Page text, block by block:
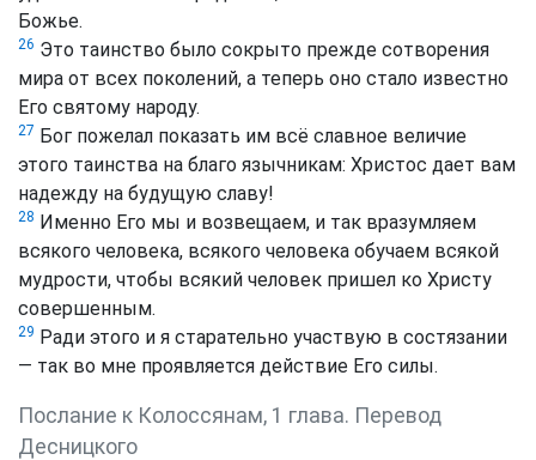
Божье.
26 Это таинство было сокрыто прежде сотворения
мира от всех поколений, а теперь оно стало известно
Его святому народу.
27 Бог пожелал показать им всё славное величие
этого таинства на благо язычникам: Христос дает вам
надежду на будущую славу!
28 Именно Его мы и возвещаем, и так вразумляем
всякого человека, всякого человека обучаем всякой
мудрости, чтобы всякий человек пришел ко Христу
совершенным.
29 Ради этого и я старательно участвую в состязании
— так во мне проявляется действие Его силы.
Послание к Колоссянам, 1 глава. Перевод
Десницкого